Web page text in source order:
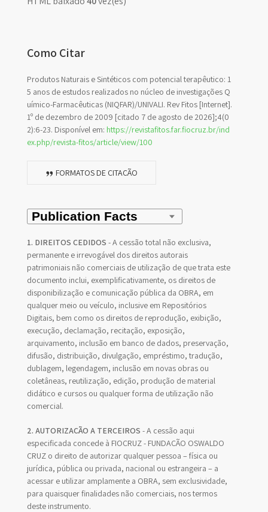
Como Citar
Produtos Naturais e Sintéticos com potencial terapêutico: 1
5 anos de estudos realizados no núcleo de investigações Q
uímico-Farmacêuticas (NIQFAR)/UNIVALI. Rev Fitos [Internet].
1º de dezembro de 2009 [citado 7 de agosto de 2026];4(0
2):6-23. Disponível em: https://revistafitos.far.fiocruz.br/ind
ex.php/revista-fitos/article/view/100
FORMATOS DE CITAÇÃO
1. DIREITOS CEDIDOS - A cessão total não exclusiva,
permanente e irrevogável dos direitos autorais
patrimoniais não comerciais de utilização de que trata este
documento inclui, exemplificativamente, os direitos de
disponibilização e comunicação pública da OBRA, em
qualquer meio ou veículo, inclusive em Repositórios
Digitais, bem como os direitos de reprodução, exibição,
execução, declamação, recitação, exposição,
arquivamento, inclusão em banco de dados, preservação,
difusão, distribuição, divulgação, empréstimo, tradução,
dublagem, legendagem, inclusão em novas obras ou
coletâneas, reutilização, edição, produção de material
didático e cursos ou qualquer forma de utilização não
comercial.
2. AUTORIZAÇÃO A TERCEIROS - A cessão aqui
especificada concede à FIOCRUZ - FUNDAÇÃO OSWALDO
CRUZ o direito de autorizar qualquer pessoa – física ou
jurídica, pública ou privada, nacional ou estrangeira – a
acessar e utilizar amplamente a OBRA, sem exclusividade,
para quaisquer finalidades não comerciais, nos termos
deste instrumento.